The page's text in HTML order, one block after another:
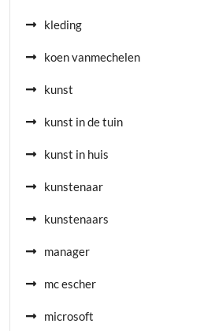
kleding
koen vanmechelen
kunst
kunst in de tuin
kunst in huis
kunstenaar
kunstenaars
manager
mc escher
microsoft